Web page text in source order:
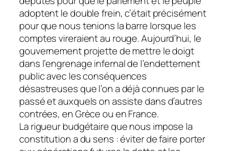
adoptent le double frein, c’était précisément
pour que nous tenions la barre lorsque les
comptes vireraient au rouge. Aujourd’hui, le
gouvernement projette de mettre le doigt
dans l’engrenage infernal de l’endettement
public avec les conséquences
désastreuses que l’on a déjà connues par le
passé et auxquels on assiste dans d’autres
contrées, en Grèce ou en France.
La rigueur budgétaire que nous impose la
constitution a du sens : éviter de faire porter